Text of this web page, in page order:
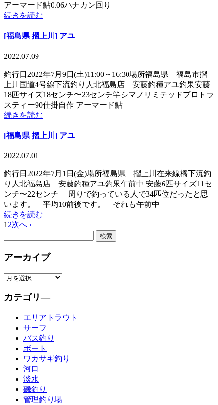
アーマード鮎0.06ハナカン回り
続きを読む
[福島県 摺上川] アユ
2022.07.09
釣行日2022年7月9日(土)11:00～16:30場所福島県 福島市摺
上川国道4号線下流釣り人北福島店 安藤釣種アユ釣果安藤
18匹サイズ18センチ〜23センチ竿シマノリミテッドプロトラ
スティー90仕掛自作 アーマード鮎
続きを読む
[福島県 摺上川] アユ
2022.07.01
釣行日2022年7月1日(金)場所福島県 摺上川在来線橋下流釣
り人北福島店 安藤釣種アユ釣果午前中 安藤6匹サイズ11セ
ンチ〜22センチ 周りで釣っている人で34匹位だったと思
います。 平均10前後です。 それも午前中
続きを読む
1 2次へ ›
アーカイブ
カテゴリ―
エリアトラウト
サーフ
バス釣り
ボート
ワカサギ釣り
河口
淡水
磯釣り
管理釣り場